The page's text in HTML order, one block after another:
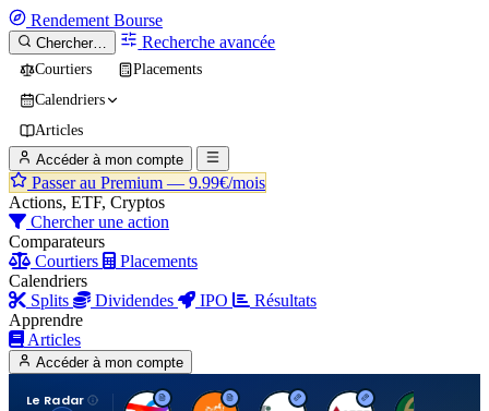
Rendement Bourse
Chercher… Recherche avancée
Courtiers
Placements
Calendriers
Articles
Accéder à mon compte
Passer au Premium — 9.99€/mois
Actions, ETF, Cryptos
Chercher une action
Comparateurs
Courtiers
Placements
Calendriers
Splits
Dividendes IPO
Résultats
Apprendre
Articles
Accéder à mon compte
Le Radar